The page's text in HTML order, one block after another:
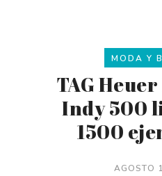
MODA Y
TAG
Indy 500
1500
AGOSTO